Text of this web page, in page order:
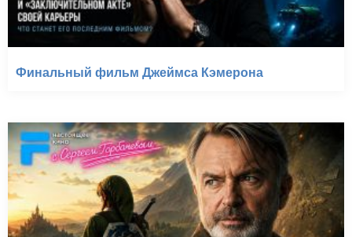
Финальный фильм Джеймса Кэмерона